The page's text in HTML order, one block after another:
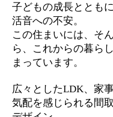
子どもの成長ととも
活音への不安。
この住まいには、そ
ら、これからの暮ら
まっています。
広々としたLDK、家
気配を感じられる間